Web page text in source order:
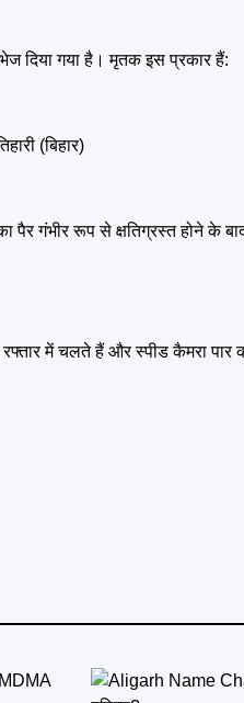
दिया गया है। मृतक इस प्रकार हैं:
(बिहार)
पैर गंभीर रूप से क्षतिग्रस्त होने के
में चलते हैं और स्पीड कैमरा